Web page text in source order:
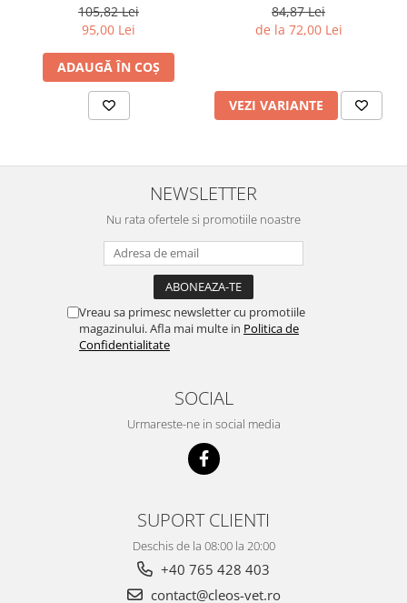
105,82 Lei
95,00 Lei
ADAUGĂ ÎN COȘ
84,87 Lei
de la 72,00 Lei
VEZI VARIANTE
NEWSLETTER
Nu rata ofertele si promotiile noastre
Vreau sa primesc newsletter cu promotiile
magazinului. Afla mai multe in Politica de
Confidentialitate
SOCIAL
Urmareste-ne in social media
SUPORT CLIENTI
Deschis de la 08:00 la 20:00
+40 765 428 403
contact@cleos-vet.ro